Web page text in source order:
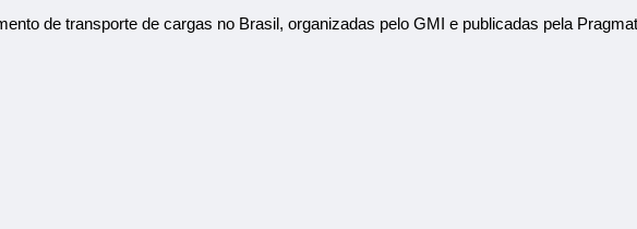
de transporte de cargas no Brasil, organizadas pelo GMI e publicadas pela